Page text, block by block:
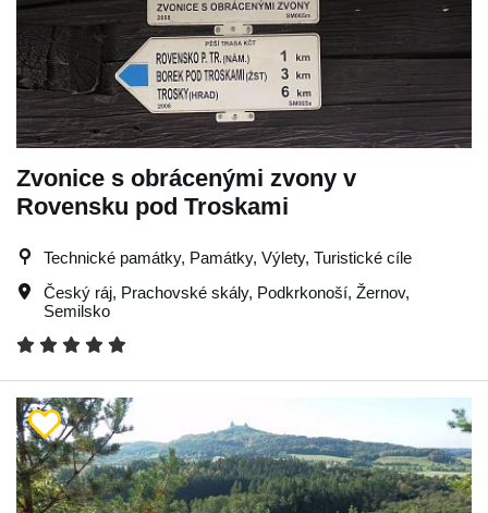
Zvonice s obrácenými zvony v
Rovensku pod Troskami
Technické památky, Památky, Výlety, Turistické cíle
Český ráj, Prachovské skály, Podkrkonoší, Žernov,
Semilsko